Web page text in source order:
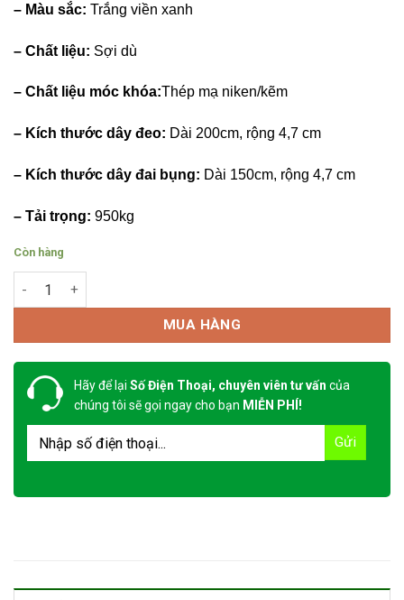
– Màu sắc: Trắng viền xanh
– Chất liệu: Sợi dù
– Chất liệu móc khóa:Thép mạ niken/kẽm
– Kích thước dây đeo: Dài 200cm, rộng 4,7 cm
– Kích thước dây đai bụng: Dài 150cm, rộng 4,7 cm
– Tải trọng: 950kg
Còn hàng
Dây đai an toàn trắng móc to số lượng
MUA HÀNG
Hãy để lại Số Điện Thoại, chuyên viên tư vấn của
chúng tôi sẽ gọi ngay cho bạn MIỄN PHÍ!